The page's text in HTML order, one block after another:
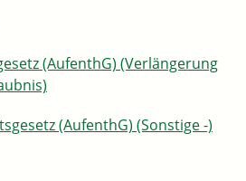
(AufenthG) (Verlängerung
(AufenthG) (Sonstige -)